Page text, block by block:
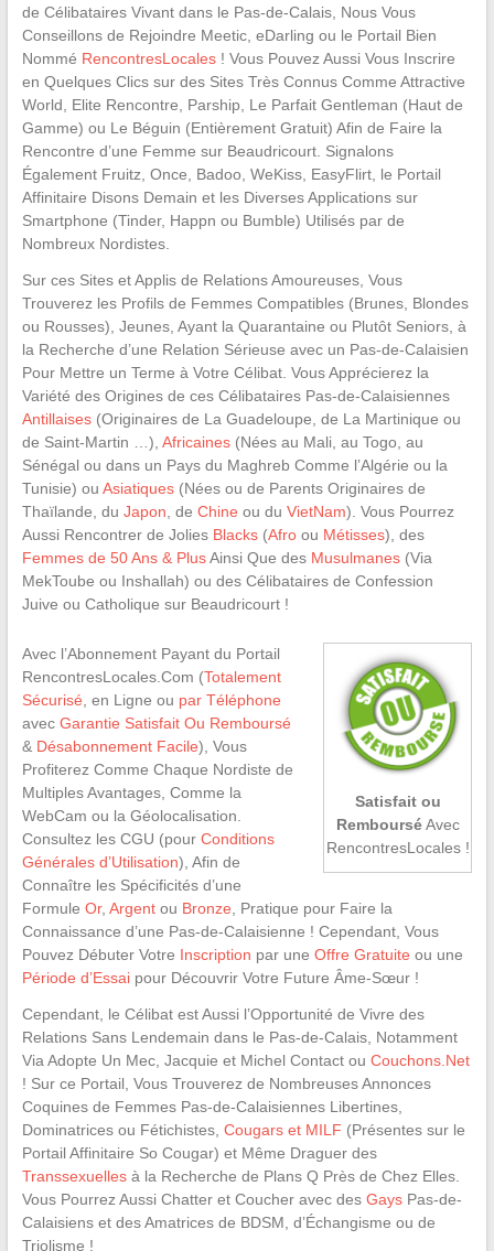
de Célibataires Vivant dans le Pas-de-Calais, Nous Vous
Conseillons de Rejoindre Meetic, eDarling ou le Portail Bien
Nommé RencontresLocales! Vous Pouvez Aussi Vous Inscrire
en Quelques Clics sur des Sites Très Connus Comme Attractive
World, Elite Rencontre, Parship, Le Parfait Gentleman (Haut de
Gamme) ou Le Béguin (Entièrement Gratuit) Afin de Faire la
Rencontre d’une Femme sur Beaudricourt. Signalons
Également Fruitz, Once, Badoo, WeKiss, EasyFlirt, le Portail
Affinitaire Disons Demain et les Diverses Applications sur
Smartphone (Tinder, Happn ou Bumble) Utilisés par de
Nombreux Nordistes.
Sur ces Sites et Applis de Relations Amoureuses, Vous
Trouverez les Profils de Femmes Compatibles (Brunes, Blondes
ou Rousses), Jeunes, Ayant la Quarantaine ou Plutôt Seniors, à
la Recherche d’une Relation Sérieuse avec un Pas-de-Calaisien
Pour Mettre un Terme à Votre Célibat. Vous Apprécierez la
Variété des Origines de ces Célibataires Pas-de-Calaisiennes
Antillaises(Originaires de La Guadeloupe, de La Martinique ou
de Saint-Martin …), Africaines(Nées au Mali, au Togo, au
Sénégal ou dans un Pays du Maghreb Comme l’Algérie ou la
Tunisie) ou Asiatiques(Nées ou de Parents Originaires de
Thaïlande, du Japon , de Chine ou du VietNam). Vous Pourrez
Aussi Rencontrer de Jolies Blacks(Afroou Métisses), des
Femmes de 50 Ans & PlusAinsi Que des Musulmanes(Via
MekToube ou Inshallah) ou des Célibataires de Confession
Juive ou Catholique sur Beaudricourt !
Satisfait ou
RembourséAvec
RencontresLocales !
Avec l’Abonnement Payant du Portail
RencontresLocales.Com (Totalement
Sécurisé , en Ligne ou par Téléphone
avec Garantie Satisfait Ou Remboursé
& Désabonnement Facile), Vous
Profiterez Comme Chaque Nordiste de
Multiples Avantages, Comme la
WebCam ou la Géolocalisation.
Consultez les CGU (pour Conditions
Générales d’Utilisation), Afin de
Connaître les Spécificités d’une
Formule Or, Argentou Bronze , Pratique pour Faire la
Connaissance d’une Pas-de-Calaisienne ! Cependant, Vous
Pouvez Débuter Votre Inscription par une Offre Gratuite ou une
Période d’Essaipour Découvrir Votre Future Âme-Sœur !
Cependant, le Célibat est Aussi l’Opportunité de Vivre des
Relations Sans Lendemain dans le Pas-de-Calais, Notamment
Via Adopte Un Mec, Jacquie et Michel Contact ou Couchons.Net
! Sur ce Portail, Vous Trouverez de Nombreuses Annonces
Coquines de Femmes Pas-de-Calaisiennes Libertines,
Dominatrices ou Fétichistes, Cougars et MILF (Présentes sur le
Portail Affinitaire So Cougar) et Même Draguer des
Transsexuellesà la Recherche de Plans Q Près de Chez Elles.
Vous Pourrez Aussi Chatter et Coucher avec des GaysPas-de-
Calaisiens et des Amatrices de BDSM, d’Échangisme ou de
Triolisme !